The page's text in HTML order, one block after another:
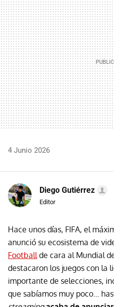
4 Junio 2026
Diego Gutiérrez
Editor
Hace unos días, FIFA, el
anunció su ecosistema de
Footballde cara al Mundial
destacaron los juegos con la
importante de selecciones,
que sabíamos muy poco...